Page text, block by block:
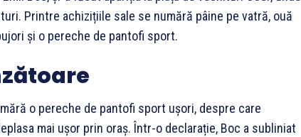
Printre achizițiile sale se numără pâine pe vatră, ouă
și o pereche de pantofi sport.
o pereche de pantofi sport ușori, despre care
mai ușor prin oraș. Într-o declarație, Boc a subliniat